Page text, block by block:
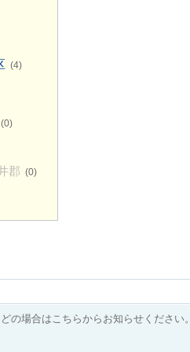
(4)
(0)
郡 (0)
の場合はこちらからお知らせください。